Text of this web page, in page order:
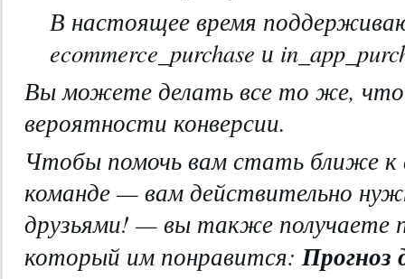
В настоящее время
ecommerce_purchase и
Вы можете делать все то же,
вероятности конверсии.
Чтобы помочь вам стать ближе к
команде — вам действительно
друзьями! — вы также получаете
который им понравится:Прогноз